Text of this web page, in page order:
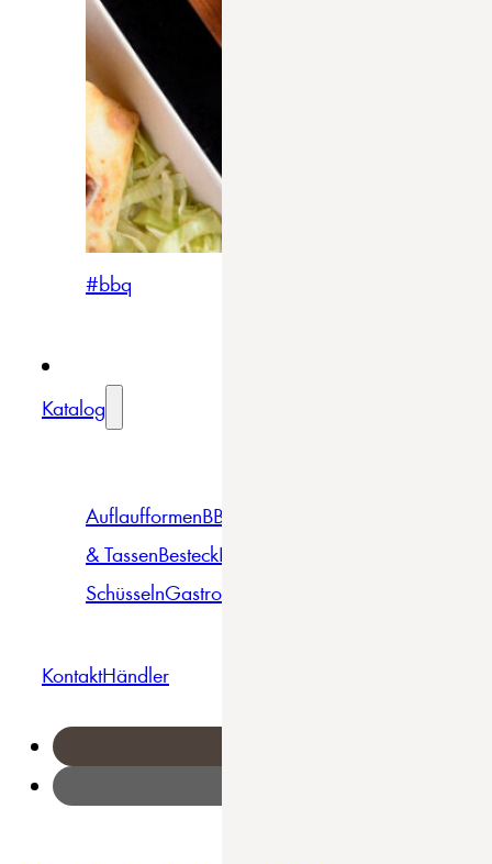
#bbq
Katalog
AuflaufformenBBQ
& TassenBesteckBowls &
SchüsselnGastro
KontaktHändler